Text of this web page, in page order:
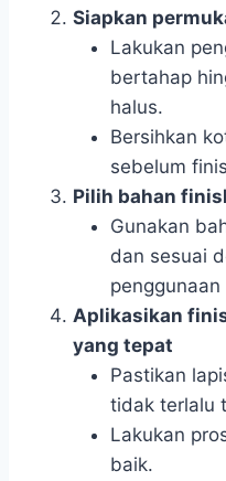
Siapkan
Lakukan
bertahap
halus.
Bersihkan
sebelum
Pilih bahan
Gunakan
dan sesuai
penggunaan
Aplikasikan
yang tepat
Pastikan
tidak terlalu
Lakukan
baik.